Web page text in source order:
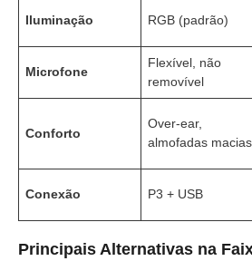
Iluminação RGB (padrão)
Microfone
Flexível, não
removível
Conforto
Over-ear,
almofadas macias
Conexão P3 + USB
Principais Alternativas na